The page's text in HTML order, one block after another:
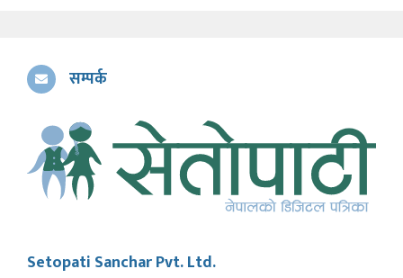
सम्पर्क
Setopati Sanchar Pvt. Ltd.